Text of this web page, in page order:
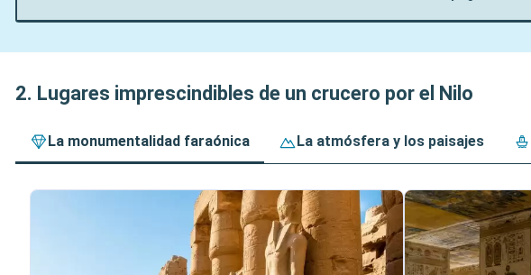
2. Lugares imprescindibles de un crucero por el Nilo
La monumentalidad faraónica La atmósfera y los paisajes